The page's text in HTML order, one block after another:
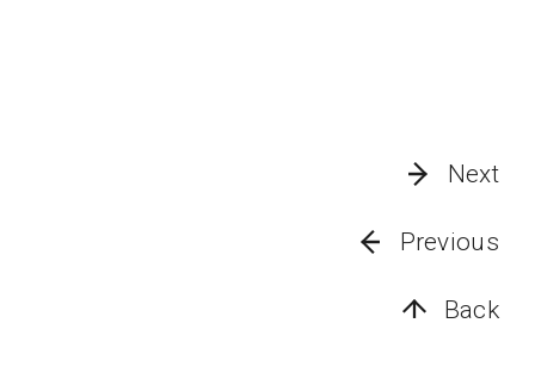
Next
Previous
Back